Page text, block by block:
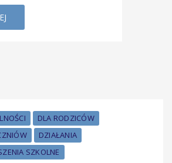
DLA RODZICÓW
DZIAŁANIA
SZKOLNE